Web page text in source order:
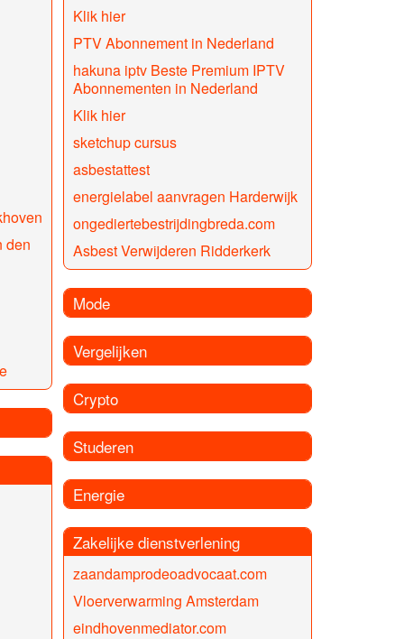
den
Klik hier
PTV Abonnement in Nederland
hakuna iptv Beste Premium IPTV
Abonnementen in Nederland
Klik hier
sketchup cursus
asbestattest
energielabel aanvragen Harderwijk
ongediertebestrijdingbreda.com
Asbest Verwijderen Ridderkerk
Mode
Vergelijken
Crypto
Studeren
Energie
Zakelijke dienstverlening
zaandamprodeoadvocaat.com
Vloerverwarming Amsterdam
eindhovenmediator.com